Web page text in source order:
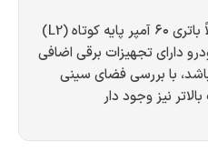
برای خودروی شاهین G معمولاً باتری ۶۰ آمپر پایه کوتاه (L2)
دارای تجهیزات برقی اضافی
با بررسی فضای سینی
نیز وجود دار